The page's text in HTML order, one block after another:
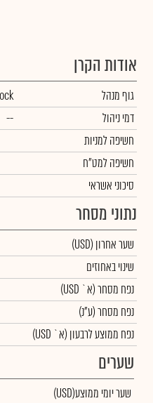
אודות הקרן
גוף מנהל
דמי ניהול
--
חשיפה למניות
חשיפה למט"ח
סיכוני אשראי
נתוני מסחר
שער אחרון (USD)
שינוי באחוזים
נפח מסחר(א` USD)
נפח מסחר(ע"נ)
נפח ממוצע לרבעון (א` USD)
שערים
שער יומי ממוצע(USD)